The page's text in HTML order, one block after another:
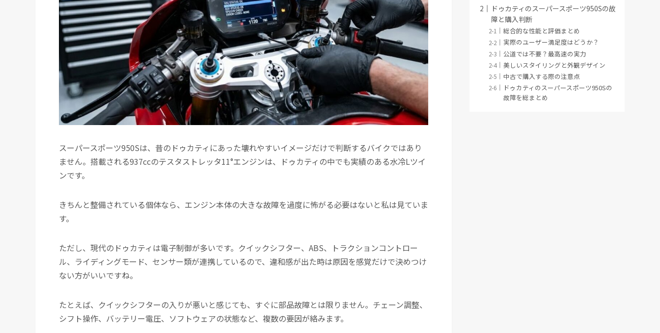
スーパースポーツ950Sは、昔のドゥカティにあった壊れやすいイメージだけで判断するバイクではあり
ません。搭載される937ccのテスタストレッタ11°エンジンは、ドゥカティの中でも実績のある水冷Lツイ
ンです。
きちんと整備されている個体なら、エンジン本体の大きな故障を過度に怖がる必要はないと私は見ていま
す。
ただし、現代のドゥカティは電子制御が多いです。クイックシフター、ABS、トラクションコントロー
ル、ライディングモード、センサー類が連携しているので、違和感が出た時は原因を感覚だけで決めつけ
ない方がいいですね。
たとえば、クイックシフターの入りが悪いと感じても、すぐに部品故障とは限りません。チェーン調整、
シフト操作、バッテリー電圧、ソフトウェアの状態など、複数の要因が絡みます。
ドゥカティのスーパースポーツ950Sの故
障と購入判断
総合的な性能と評価まとめ
実際のユーザー満足度はどうか？
公道では不要？最高速の実力
美しいスタイリングと外観デザイン
中古で購入する際の注意点
ドゥカティのスーパースポーツ950Sの
故障を総まとめ